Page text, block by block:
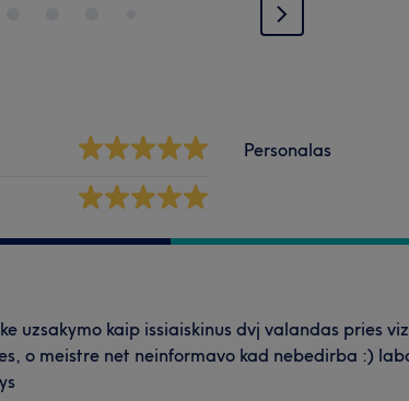
Personalas
uzsakymo kaip issiaiskinus dvj valandas pries
o meistre net neinformavo kad nebedirba :)